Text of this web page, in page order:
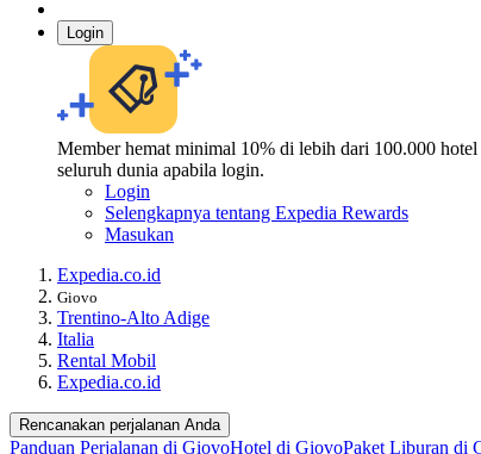
Login
Member hemat minimal 10% di lebih dari 100.000 hotel
seluruh dunia apabila login.
Login
Selengkapnya tentang Expedia Rewards
Masukan
Expedia.co.id
Giovo
Trentino-Alto Adige
Italia
Rental Mobil
Expedia.co.id
Rencanakan perjalanan Anda
Panduan Perjalanan di GiovoHotel di GiovoPaket Liburan di